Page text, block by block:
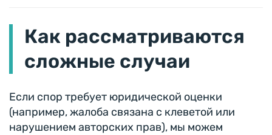
Как рассматриваются
сложные случаи
Если спор требует юридической оценки
(например, жалоба связана с клеветой или
нарушением авторских прав), мы можем